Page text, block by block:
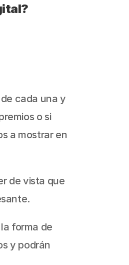
cada una y
o si
a mostrar en
de vista que
forma de
y podrán